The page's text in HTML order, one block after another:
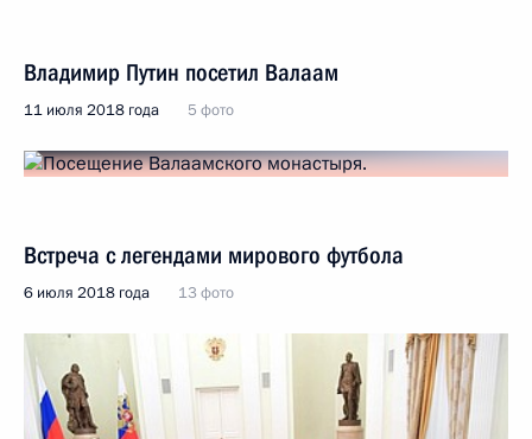
Владимир Путин посетил Валаам
11 июля 2018 года 5 фото
Встреча с легендами мирового футбола
6 июля 2018 года 13 фото